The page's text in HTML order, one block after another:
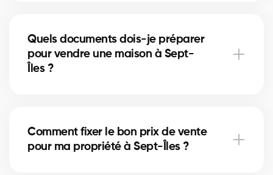
peuvent augmenter la valeur perçue. Nos experts
vous indiquent les améliorations utiles.
Quels documents dois-je préparer
pour vendre une maison à Sept-
Îles ?
courtiers à Sept-Îles vous guident pour rassembler
les documents nécessaires.
Comment fixer le bon prix de vente
pour ma propriété à Sept-Îles ?